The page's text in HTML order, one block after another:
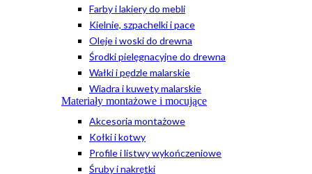
Farby i lakiery do mebli
Kielnie, szpachelki i pace
Oleje i woski do drewna
Środki pielęgnacyjne do drewna
Wałki i pędzle malarskie
Wiadra i kuwety malarskie
Materiały montażowe i mocujące
Akcesoria montażowe
Kołki i kotwy
Profile i listwy wykończeniowe
Śruby i nakrętki